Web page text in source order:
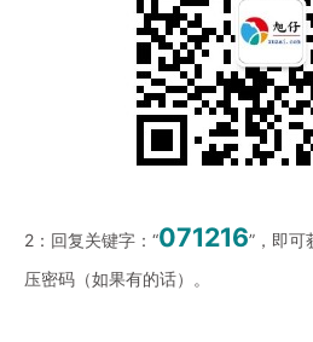
2：回复关键字：“071216”，即可
压密码（如果有的话）。